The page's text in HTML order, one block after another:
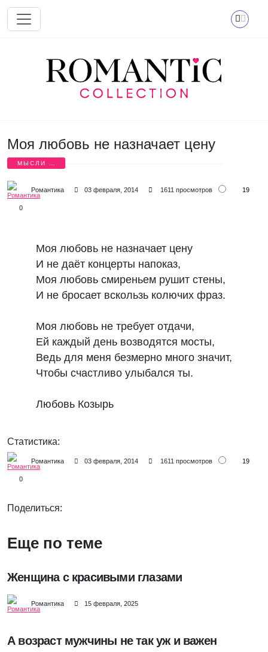
Перейти к основному содержанию
Моя любовь не назначает цену
МЫСЛИ О
Романтика 03 февраля, 2014 1611 просмотров 19
0
Моя любовь не назначает цену
И не даёт концерты напоказ,
Моя любовь смиреньем рушит стены,
И не бросает вскользь колючих фраз.
Моя любовь не требует отдачи,
Ей каждый день возводятся мосты,
Ведь для меня безмерно много значит,
Чтобы счастливо улыбался ты.
Любовь Козырь
Статистика:
Романтика 03 февраля, 2014 1611 просмотров 19
0
Поделиться:
Еще по теме
Женщина с красивыми глазами
Романтика 15 февраля, 2025
А возраст мужчины не так уж и важен